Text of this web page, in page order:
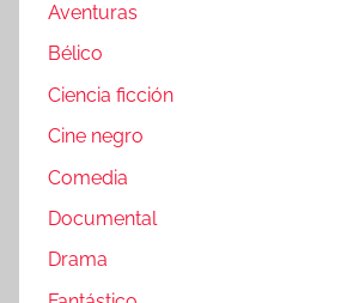
Aventuras
Bélico
Ciencia ficción
Cine negro
Comedia
Documental
Drama